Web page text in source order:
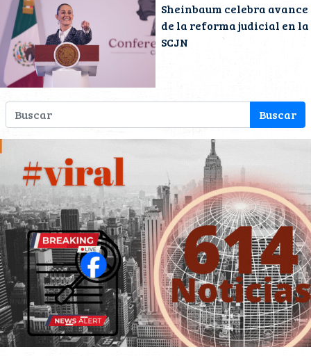
Sheinbaum celebra avance
de la reforma judicial en la
SCJN